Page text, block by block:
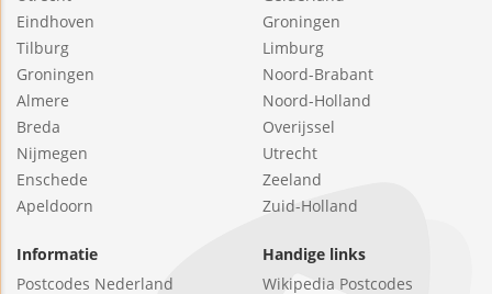
Eindhoven
Tilburg
Groningen
Almere
Breda
Nijmegen
Enschede
Apeldoorn
Groningen
Limburg
Noord-Brabant
Noord-Holland
Overijssel
Utrecht
Zeeland
Zuid-Holland
Informatie
Postcodes Nederland
Handige links
Wikipedia Postcodes